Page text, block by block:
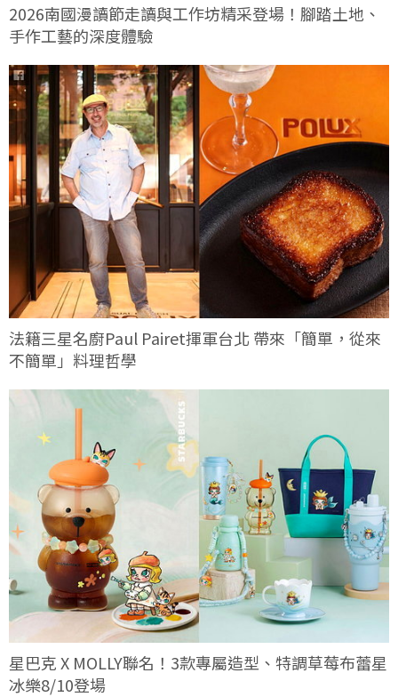
2026南國漫讀節走讀與工作坊精采登場！腳踏土地、
手作工藝的深度體驗
法籍三星名廚Paul Pairet揮軍台北 帶來「簡單，從來
不簡單」料理哲學
星巴克 X MOLLY聯名！3款專屬造型、特調草莓布蕾星
冰樂8/10登場